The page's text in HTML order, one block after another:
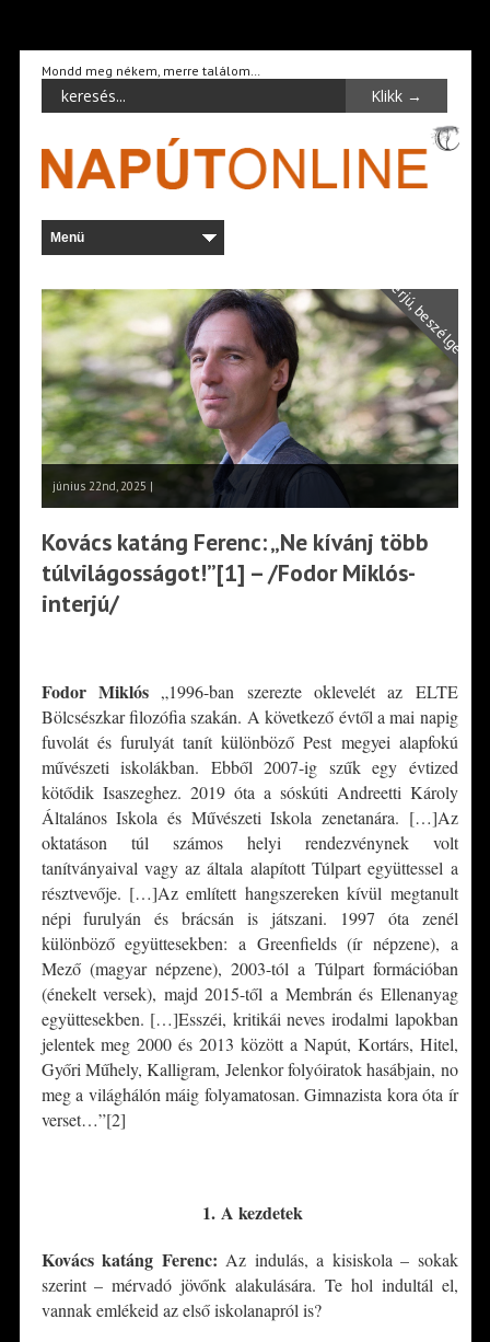
Mondd meg nékem, merre találom…
Interjú, beszélgetés
június 22nd, 2025 |
Kovács katáng Ferenc: „Ne kívánj több
túlvilágosságot!”[1] – /Fodor Miklós-
interjú/
Fodor Miklós„1996-ban szerezte oklevelét az ELTE
Bölcsészkar filozófia szakán. A következő évtől a mai napig
fuvolát és furulyát tanít különböző Pest megyei alapfokú
művészeti iskolákban. Ebből 2007-ig szűk egy évtized
kötődik Isaszeghez. 2019 óta a sóskúti Andreetti Károly
Általános Iskola és Művészeti Iskola zenetanára. […]Az
oktatáson túl számos helyi rendezvénynek volt
tanítványaival vagy az általa alapított Túlpart együttessel a
résztvevője. […]Az említett hangszereken kívül megtanult
népi furulyán és brácsán is játszani. 1997 óta zenél
különböző együttesekben: a Greenfields (ír népzene), a
Mező (magyar népzene), 2003-tól a Túlpart formációban
(énekelt versek), majd 2015-től a Membrán és Ellenanyag
együttesekben. […]Esszéi, kritikái neves irodalmi lapokban
jelentek meg 2000 és 2013 között a Napút, Kortárs, Hitel,
Győri Műhely, Kalligram, Jelenkor folyóiratok hasábjain, no
meg a világhálón máig folyamatosan. Gimnazista kora óta ír
verset…”[2]
1. A kezdetek
Kovács katáng Ferenc: Az indulás, a kisiskola – sokak
szerint – mérvadó jövőnk alakulására. Te hol indultál el,
vannak emlékeid az első iskolanapról is?